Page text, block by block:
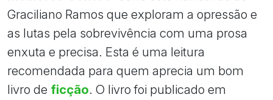
Graciliano Ramos que exploram a opressão e
as lutas pela sobrevivência com uma prosa
enxuta e precisa. Esta é uma leitura
recomendada para quem aprecia um bom
livro de ficção. O livro foi publicado em